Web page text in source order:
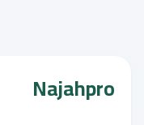
Najahpro